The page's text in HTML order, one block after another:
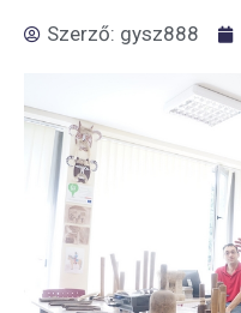
Szerző: gysz888